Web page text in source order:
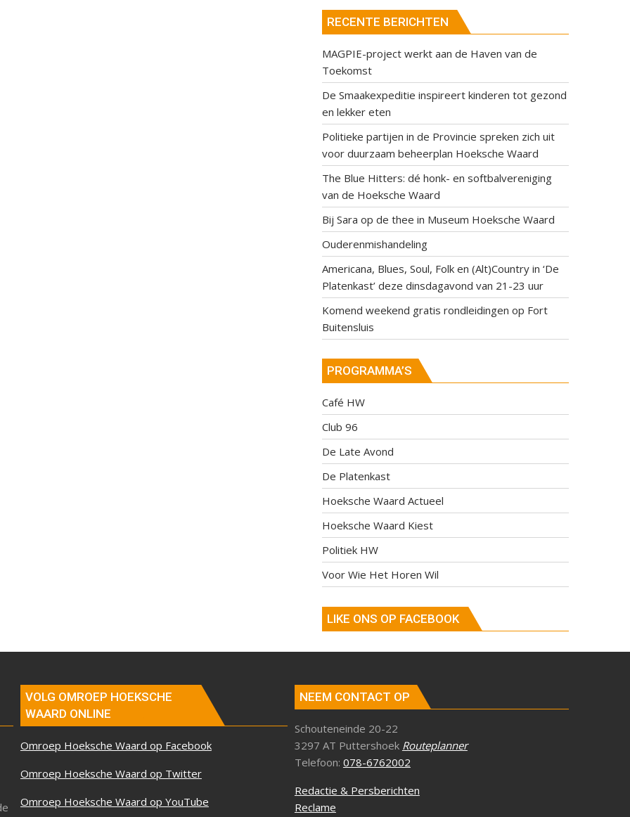
RECENTE BERICHTEN
MAGPIE-project werkt aan de Haven van de
Toekomst
De Smaakexpeditie inspireert kinderen tot gezond
en lekker eten
Politieke partijen in de Provincie spreken zich uit
voor duurzaam beheerplan Hoeksche Waard
The Blue Hitters: dé honk- en softbalvereniging
van de Hoeksche Waard
Bij Sara op de thee in Museum Hoeksche Waard
Ouderenmishandeling
Americana, Blues, Soul, Folk en (Alt)Country in ‘De
Platenkast’ deze dinsdagavond van 21-23 uur
Komend weekend gratis rondleidingen op Fort
Buitensluis
PROGRAMMA’S
Café HW
Club 96
De Late Avond
De Platenkast
Hoeksche Waard Actueel
Hoeksche Waard Kiest
Politiek HW
Voor Wie Het Horen Wil
LIKE ONS OP FACEBOOK
VOLG OMROEP HOEKSCHE
WAARD ONLINE
Omroep Hoeksche Waard op Facebook
Omroep Hoeksche Waard op Twitter
Omroep Hoeksche Waard op YouTube
NEEM CONTACT OP
Schouteneinde 20-22
3297 AT Puttershoek Routeplanner
Telefoon: 078-6762002
Redactie & Persberichten
Reclame